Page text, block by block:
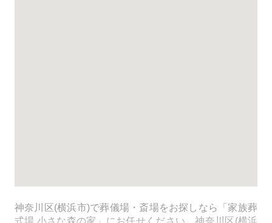
神奈川区(横浜市)で葬儀場・斎場をお探しなら「家族葬